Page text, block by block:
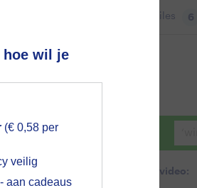
hoe wil je
(€ 0,58 per
veilig
aan cadeaus
Files 6
Zoeken in foto & video:
voor